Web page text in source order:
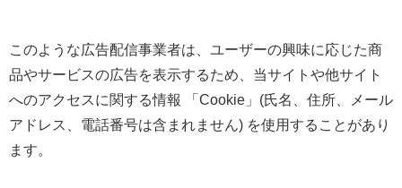
このような広告配信事業者は、ユーザーの興味に応じた商
品やサービスの広告を表示するため、当サイトや他サイト
へのアクセスに関する情報 「Cookie」(氏名、住所、メール
アドレス、電話番号は含まれません) を使用することがあり
ます。